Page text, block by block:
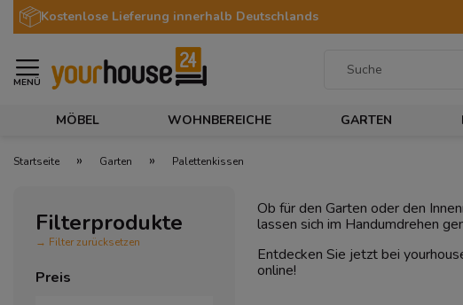
Kostenlose Lieferung innerhalb Deutschlands
MENÜ
MÖBEL WOHNBEREICHE GARTEN
Startseite » Garten » Palettenkissen
Filterprodukte
→ Filter zurücksetzen
Preis
Ob für den Garten oder den
lassen sich im Handumdrehen
Entdecken Sie jetzt bei
online!